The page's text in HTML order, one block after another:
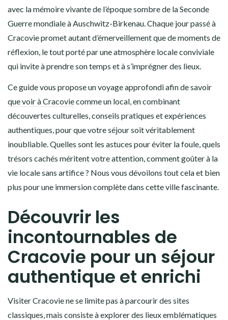
avec la mémoire vivante de l’époque sombre de la Seconde
Guerre mondiale à Auschwitz-Birkenau. Chaque jour passé à
Cracovie promet autant d’émerveillement que de moments de
réflexion, le tout porté par une atmosphère locale conviviale
qui invite à prendre son temps et à s’imprégner des lieux.
Ce guide vous propose un voyage approfondi afin de savoir
que voir à Cracoviecomme un local, en combinant
découvertes culturelles, conseils pratiques et expériences
authentiques, pour que votre séjour soit véritablement
inoubliable. Quelles sont les astuces pour éviter la foule, quels
trésors cachés méritent votre attention, comment goûter à la
vie locale sans artifice ? Nous vous dévoilons tout cela et bien
plus pour une immersion complète dans cette ville fascinante.
Découvrir les
incontournables de
Cracovie pour un séjour
authentique et enrichi
Visiter Cracovie ne se limite pas à parcourir des sites
classiques, mais consiste à explorer des lieux emblématiques